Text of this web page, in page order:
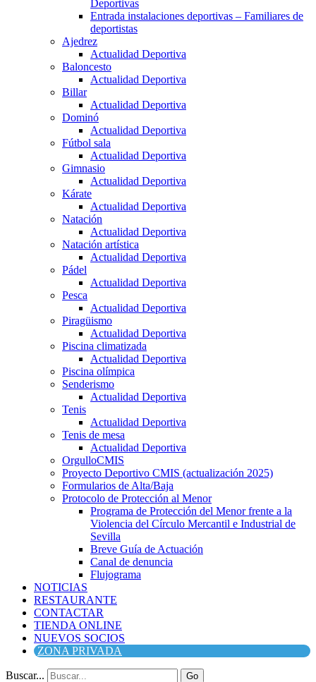
Deportivas
Entrada instalaciones deportivas – Familiares de
deportistas
Ajedrez
Actualidad Deportiva
Baloncesto
Actualidad Deportiva
Billar
Actualidad Deportiva
Dominó
Actualidad Deportiva
Fútbol sala
Actualidad Deportiva
Gimnasio
Actualidad Deportiva
Kárate
Actualidad Deportiva
Natación
Actualidad Deportiva
Natación artística
Actualidad Deportiva
Pádel
Actualidad Deportiva
Pesca
Actualidad Deportiva
Piragüismo
Actualidad Deportiva
Piscina climatizada
Actualidad Deportiva
Piscina olímpica
Senderismo
Actualidad Deportiva
Tenis
Actualidad Deportiva
Tenis de mesa
Actualidad Deportiva
OrgulloCMIS
Proyecto Deportivo CMIS (actualización 2025)
Formularios de Alta/Baja
Protocolo de Protección al Menor
Programa de Protección del Menor frente a la
Violencia del Círculo Mercantil e Industrial de
Sevilla
Breve Guía de Actuación
Canal de denuncia
Flujograma
NOTICIAS
RESTAURANTE
CONTACTAR
TIENDA ONLINE
NUEVOS SOCIOS
ZONA PRIVADA
Buscar... Go